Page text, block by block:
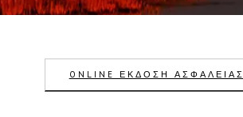
ONLINE ΕΚΔΟΣΗ ΑΣΦΑΛΕΙΑΣ